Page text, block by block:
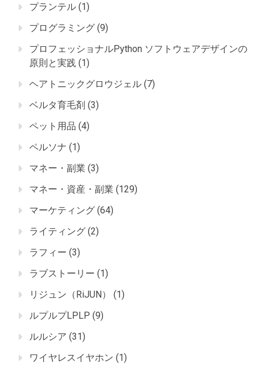
プランテル (1)
プログラミング (9)
プロフェッショナルPython ソフトウェアデザインの
原則と実践 (1)
ヘアトニックグロウジェル (7)
ベルタ育毛剤 (3)
ペット用品 (4)
ペルソナ (1)
マネー・副業 (3)
マネー・資産・副業 (129)
マーケティング (64)
ライティング (2)
ラフィー (3)
ラブストーリー (1)
リジュン（RiJUN）
(1)
ルプルプLPLP (9)
ルルシア (31)
ワイヤレスイヤホン (1)